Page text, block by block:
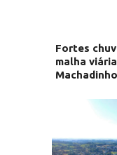
Fortes
malha
Machadinho